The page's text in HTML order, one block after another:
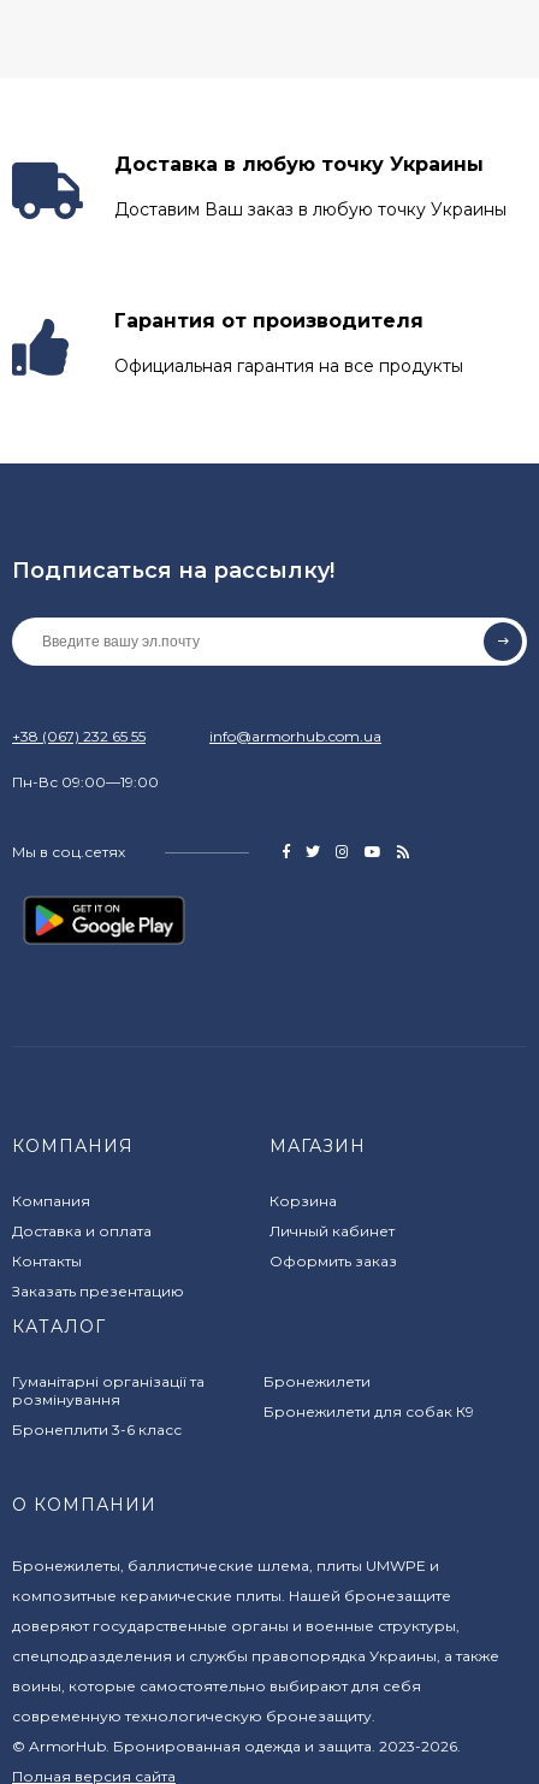
Доставка в любую точку Украины
Доставим Ваш заказ в любую точку Украины
Гарантия от производителя
Официальная гарантия на все продукты
Подписаться на рассылкy!
+38 (067) 232 65 55 info@armorhub.com.ua
Пн-Вс 09:00—19:00
Мы в соц.сетях
КОМПАНИЯ
Компания
Доставка и оплата
Контакты
Заказать презентацию
МАГАЗИН
Корзина
Личный кабинет
Оформить заказ
КАТАЛОГ
Гуманітарні організації та
розмінування
Бронеплити 3-6 класс
Бронежилети
Бронежилети для собак К9
О КОМПАНИИ
Бронежилеты, баллистические шлема, плиты UMWPE и
композитные керамические плиты. Нашей бронезащите
доверяют государственные органы и военные структуры,
спецподразделения и службы правопорядка Украины, а также
воины, которые самостоятельно выбирают для себя
современную технологическую бронезащиту.
© ArmorHub. Бронированная одежда и защита. 2023-2026.
Полная версия сайта